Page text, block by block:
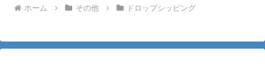
ホーム その他 ドロップシッピング